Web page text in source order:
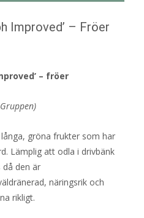
Improved’ – Fröer
– fröer
gröna frukter som har
Lämplig att odla i drivbänk
då den är
näringsrik och
rikligt.